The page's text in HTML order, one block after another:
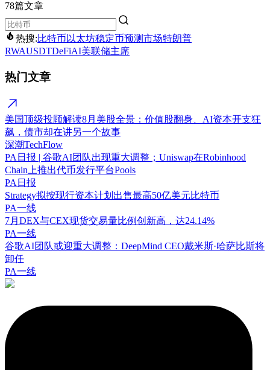
78篇文章
热搜:比特币 以太坊稳定币预测市场特朗普
RWAUSDTDeFiAI美联储主席
热门文章
美国顶级投顾解读8月美股全景：价值股翻身、AI资本开支狂
飙，债市却在讲另一个故事
深潮TechFlow
PA日报 | 谷歌AI团队出现重大调整；Uniswap在Robinhood
Chain上推出代币发行平台Pools
PA日报
Strategy拟按现行资本计划出售最高50亿美元比特币
PA一线
7月DEX与CEX现货交易量比例创新高，达24.14%
PA一线
谷歌AI团队或迎重大调整：DeepMind CEO戴米斯·哈萨比斯将
卸任
PA一线